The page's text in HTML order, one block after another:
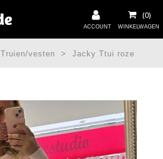
Truien/vesten > Jacky Ttui roze